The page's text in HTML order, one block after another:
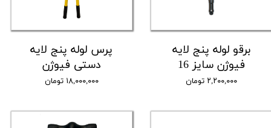
برقو لوله پنج لایه
فیوژن سایز 16
۲,۲۰۰,۰۰۰ تومان
پرس لوله پنج لایه
دستی فیوژن
۱۸,۰۰۰,۰۰۰ تومان